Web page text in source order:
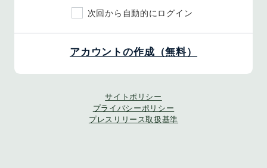
次回から自動的にログイン
アカウントの作成（無料）
サイトポリシー
プライバシーポリシー
プレスリリース取扱基準